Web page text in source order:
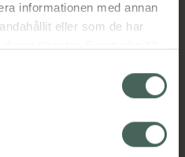
informationen med annan
eller som de har
samtycke påverkar inte
skett innan återkallelsen.